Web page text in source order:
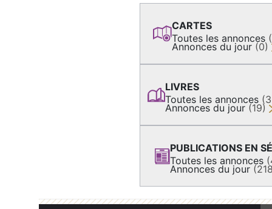
CARTES
Toutes les annonces
Annonces du jour (0)
LIVRES
Toutes les annonces
Annonces du jour (19)
PUBLICATIONS EN
Toutes les annonces
Annonces du jour